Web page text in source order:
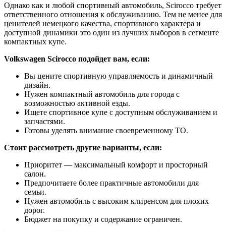
Однако как и любой спортивный автомобиль, Scirocco требует
ответственного отношения к обслуживанию. Тем не менее для
ценителей немецкого качества, спортивного характера и
доступной динамики это один из лучших выборов в сегменте
компактных купе.
Volkswagen Scirocco подойдет вам, если:
Вы цените спортивную управляемость и динамичный
дизайн.
Нужен компактный автомобиль для города с
возможностью активной езды.
Ищете спортивное купе с доступным обслуживанием и
запчастями.
Готовы уделять внимание своевременному ТО.
Стоит рассмотреть другие варианты, если:
Приоритет — максимальный комфорт и просторный
салон.
Предпочитаете более практичные автомобили для
семьи.
Нужен автомобиль с высоким клиренсом для плохих
дорог.
Бюджет на покупку и содержание ограничен.